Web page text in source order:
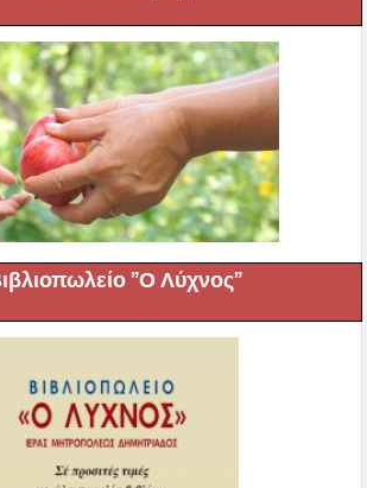
”Ο Λύχνος”